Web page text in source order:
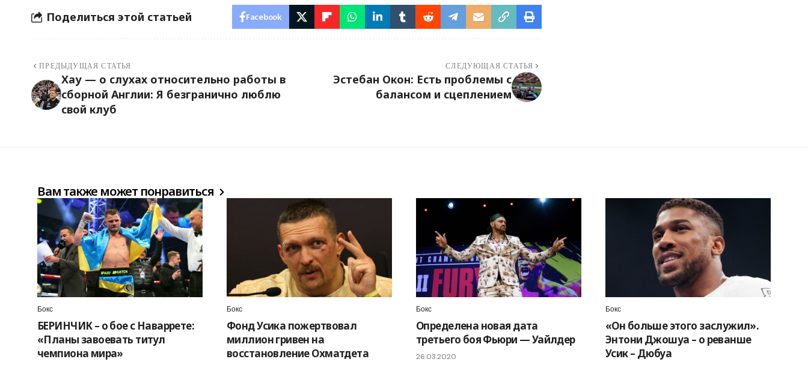
Поделиться этой статьей Facebook
ПРЕДЫДУЩАЯ СТАТЬЯ
Хау — о слухах относительно работы в
сборной Англии: Я безгранично люблю
свой клуб
СЛЕДУЮЩАЯ СТАТЬЯ
Эстебан Окон: Есть проблемы с
балансом и сцеплением
Вам также может понравиться
Бокс
БЕРИНЧИК – о бое с Наваррете:
«Планы завоевать титул
чемпиона мира»
Бокс
Фонд Усика пожертвовал
миллион гривен на
восстановление Охматдета
Бокс
Определена новая дата
третьего боя Фьюри — Уайлдер
26.03.2020
Бокс
«Он больше этого заслужил».
Энтони Джошуа – о реванше
Усик – Дюбуа